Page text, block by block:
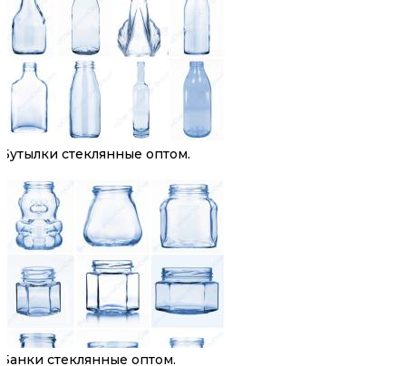
Бутылки стеклянные оптом.
Банки стеклянные оптом.